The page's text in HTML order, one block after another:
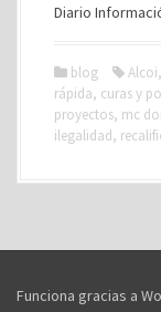
Diario
blog Alcoi,
rápida, curas y
proyectos, mc
ilegalidad,
Funciona gracias a